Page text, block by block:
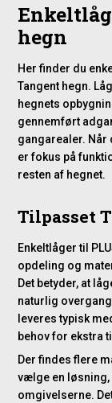
hegn
Her finder du
Tangent hegn.
hegnets
gennemført
gangarealer. Når
er fokus på
resten af hegnet.
Tilpasset
Enkeltlåger til
opdeling og
Det betyder, at
naturlig
leveres typisk
behov for ekstra
Der findes flere
vælge en løsning,
omgivelserne.